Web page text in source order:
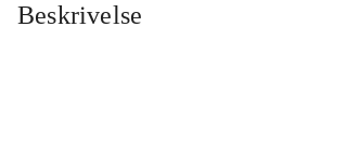
Beskrivelse